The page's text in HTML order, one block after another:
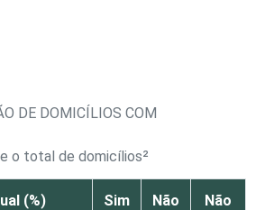
DE DOMICÍLIOS COM
o total de domicílios²
(%) Sim Não
Não